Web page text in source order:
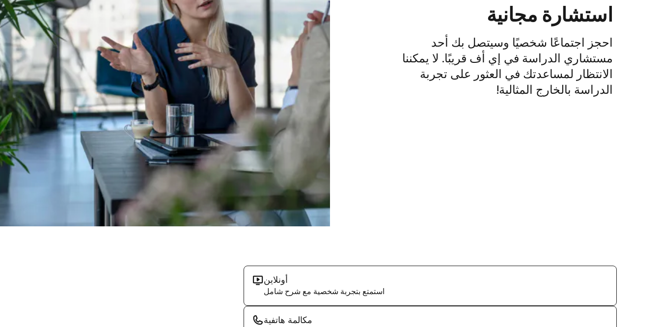
استشارة مجانية
احجز اجتماعًا شخصيًا وسيتصل بك أحد
مستشاري الدراسة في إي أف قريبًا. لا يمكننا
الانتظار لمساعدتك في العثور على تجربة
الدراسة بالخارج المثالية!
أونلاين
استمتع بتجربة شخصية مع شرح شامل
مكالمة هاتفية